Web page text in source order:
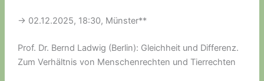
-> 02.12.2025, 18:30, Münster**
Prof. Dr. Bernd Ladwig (Berlin): Gleichheit und Differenz.
Zum Verhältnis von Menschenrechten und Tierrechten